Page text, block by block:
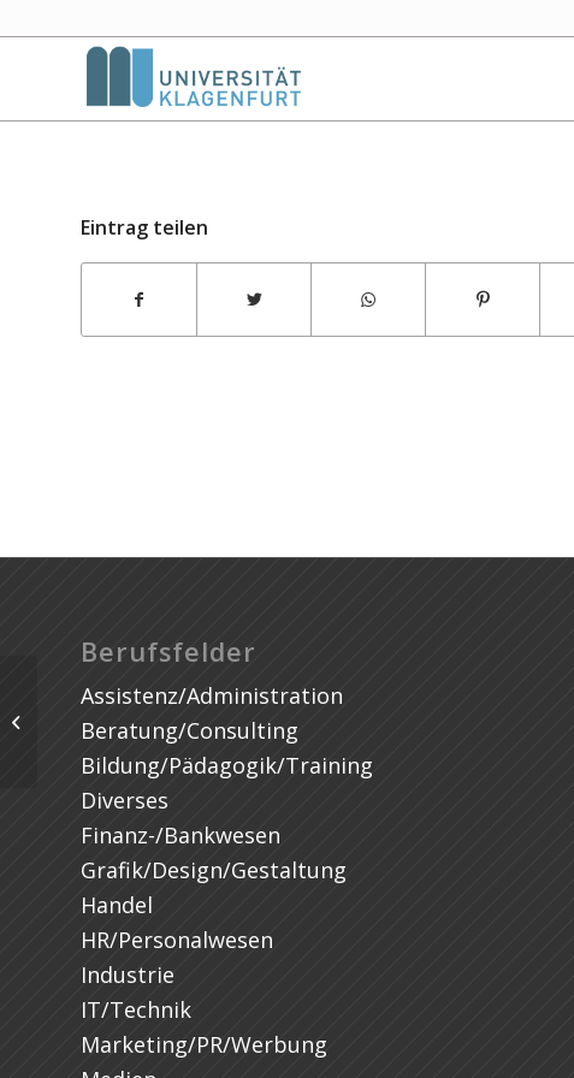
Eintrag teilen
Berufsfelder
Assistenz/Administration
Beratung/Consulting
Bildung/Pädagogik/Training
Diverses
Finanz-/Bankwesen
Grafik/Design/Gestaltung
Handel
HR/Personalwesen
Industrie
IT/Technik
Marketing/PR/Werbung
C/C++ Software Entwickler
#Embedded Systems (m/w) –
Schwerpunkt #Embedded...